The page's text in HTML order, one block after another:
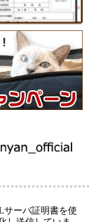
サーバ証明書を使